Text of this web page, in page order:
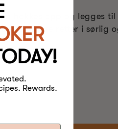
hakkes opp og legges
eller andre retter i sørlig
Cylka
Rewards.